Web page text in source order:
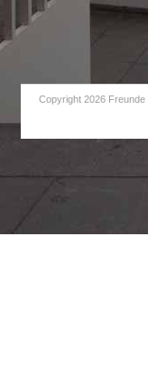
Copyright 2026